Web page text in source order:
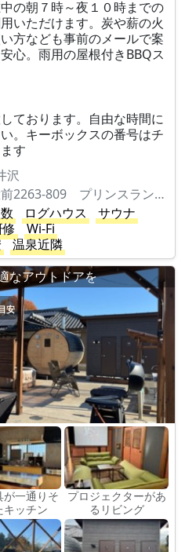
の朝７時～夜１０時までの
いただけます。炭や薪の火
方なども事前のメールで案
心。雨用の屋根付きBBQス
ております。自由な時間に
。キーボックスの番号はチ
す
沢
群馬県吾妻郡嬬恋村大字大前2263-809 プリンスランド花の街210-2
ログハウス
サウナ
修
Wi-Fi
温泉近隣
なアウトドアを
安
が一通りそ
キッチン
プロジェクターがあ
るリビング